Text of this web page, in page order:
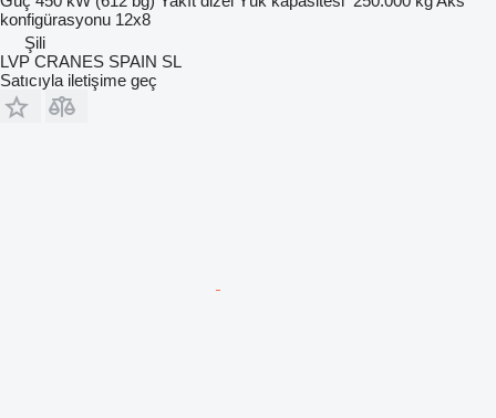
konfigürasyonu 12x8
Şili
LVP CRANES SPAIN SL
Satıcıyla iletişime geç